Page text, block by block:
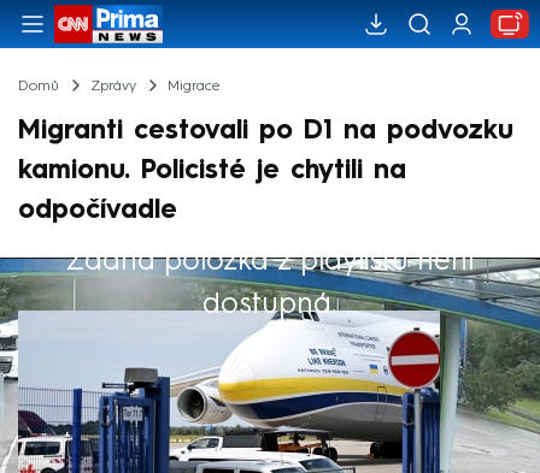
Domů Zprávy Migrace
Migranti cestovali po D1 na podvozku
kamionu. Policisté je chytili na
odpočívadle
Žádná položka z playlistu není
dostupná.
Výběr redakce